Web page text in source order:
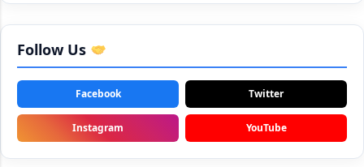
तक का लोन
Mahila Samriddhi Loan Yojana: महिला समृद्धि योजना के तहत
महिलाओ को मिलता है पुरे 1 लाख का लोन, कम ब्याज के साथ तगड़ी सब्सिडी
NHFDC E-Rickshaw Loan Scheme Apply Online: अब ई-
रिक्शा खरीदने के लिए सकते है 1.5 लाख का सरकारी लोन, मिलेगी 50% तक
Follow Us
Facebook Twitter
Instagram YouTube